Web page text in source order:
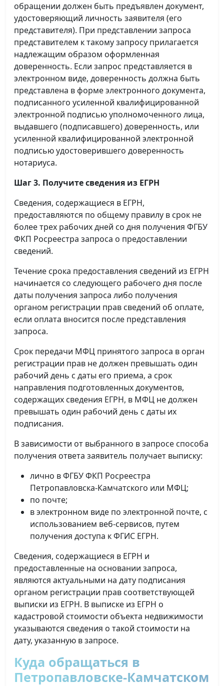
обращении должен быть предъявлен документ,
удостоверяющий личность заявителя (его
представителя). При представлении запроса
представителем к такому запросу прилагается
надлежащим образом оформленная
доверенность. Если запрос представляется в
электронном виде, доверенность должна быть
представлена в форме электронного документа,
подписанного усиленной квалифицированной
электронной подписью уполномоченного лица,
выдавшего (подписавшего) доверенность, или
усиленной квалифицированной электронной
подписью удостоверившего доверенность
нотариуса.
Шаг 3. Получите сведения из ЕГРН
Сведения, содержащиеся в ЕГРН,
предоставляются по общему правилу в срок не
более трех рабочих дней со дня получения ФГБУ
ФКП Росреестра запроса о предоставлении
сведений.
Течение срока предоставления сведений из ЕГРН
начинается со следующего рабочего дня после
даты получения запроса либо получения
органом регистрации прав сведений об оплате,
если оплата вносится после представления
запроса.
Срок передачи МФЦ принятого запроса в орган
регистрации прав не должен превышать один
рабочий день с даты его приема, а срок
направления подготовленных документов,
содержащих сведения ЕГРН, в МФЦ не должен
превышать один рабочий день с даты их
подписания.
В зависимости от выбранного в запросе способа
получения ответа заявитель получает выписку:
лично в ФГБУ ФКП Росреестра
Петропавловска-Камчатского или МФЦ;
по почте;
в электронном виде по электронной почте, с
использованием веб-сервисов, путем
получения доступа к ФГИС ЕГРН.
Сведения, содержащиеся в ЕГРН и
предоставленные на основании запроса,
являются актуальными на дату подписания
органом регистрации прав соответствующей
выписки из ЕГРН. В выписке из ЕГРН о
кадастровой стоимости объекта недвижимости
указываются сведения о такой стоимости на
дату, указанную в запросе.
Куда обращаться в
Петропавловске-Камчатском